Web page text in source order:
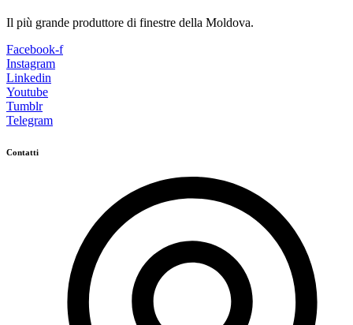
Il più grande produttore di finestre della Moldova.
Facebook-f
Instagram
Linkedin
Youtube
Tumblr
Telegram
Contatti